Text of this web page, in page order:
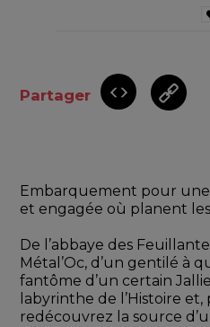
Partager
Embarquement pour
et engagée où planent
De l’abbaye des
Métal’Oc, d’un gentilé à
fantôme d’un certain
labyrinthe de l’Histoire
redécouvrez la source